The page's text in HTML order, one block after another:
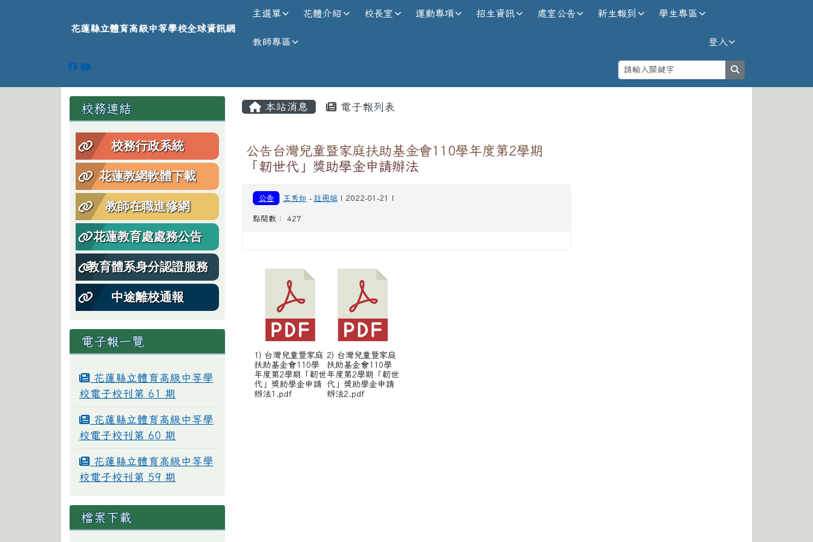
花蓮縣立體育高級中等學校全球資訊網
花蓮縣立體育高級中等學校全球資訊網
主選單 花體介紹 校長室 運動專項 招生資訊 處室公告 新生報到 學生專區
教師專區 登入
左邊區域內容
校務連結
校務行政系統
花蓮教網軟體下載
教師在職進修網
花蓮教育處處務公告
教育體系身分認證服務
中途離校通報
電子報一覽
花蓮縣立體育高級中等學
校電子校刊第 61 期
花蓮縣立體育高級中等學
校電子校刊第 60 期
花蓮縣立體育高級中等學
校電子校刊第 59 期
檔案下載
主內容區域
本站消息 電子報列表
公告台灣兒童暨家庭扶助基金會110學年度第2學期
「韌世代」獎助學金申請辦法
公告 王秀如 - 註冊組 | 2022-01-21 |
點閱數： 427
1) 台灣兒童暨家庭
扶助基金會110學
年度第2學期「韌世
代」獎助學金申請
辦法1.pdf
2) 台灣兒童暨家庭
扶助基金會110學
年度第2學期「韌世
代」獎助學金申請
辦法2.pdf
頁尾區域